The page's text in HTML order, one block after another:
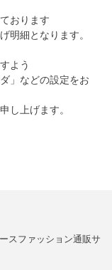
おります
明細となります。
よう
」などの設定をお
し上げます。
スファッション通販サ